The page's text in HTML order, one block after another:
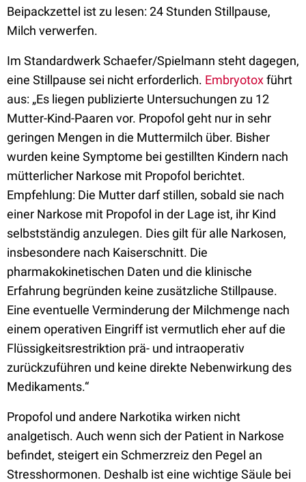
Beipackzettel ist zu lesen: 24 Stunden Stillpause,
Milch verwerfen.
Im Standardwerk Schaefer/Spielmann steht dagegen,
eine Stillpause sei nicht erforderlich. Embryotoxführt
aus: „Es liegen publizierte Untersuchungen zu 12
Mutter-Kind-Paaren vor. Propofol geht nur in sehr
geringen Mengen in die Muttermilch über. Bisher
wurden keine Symptome bei gestillten Kindern nach
mütterlicher Narkose mit Propofol berichtet.
Empfehlung: Die Mutter darf stillen, sobald sie nach
einer Narkose mit Propofol in der Lage ist, ihr Kind
selbstständig anzulegen. Dies gilt für alle Narkosen,
insbesondere nach Kaiserschnitt. Die
pharmakokinetischen Daten und die klinische
Erfahrung begründen keine zusätzliche Stillpause.
Eine eventuelle Verminderung der Milchmenge nach
einem operativen Eingriff ist vermutlich eher auf die
Flüssigkeitsrestriktion prä- und intraoperativ
zurückzuführen und keine direkte Nebenwirkung des
Medikaments.“
Propofol und andere Narkotika wirken nicht
analgetisch. Auch wenn sich der Patient in Narkose
befindet, steigert ein Schmerzreiz den Pegel an
Stresshormonen. Deshalb ist eine wichtige Säule bei